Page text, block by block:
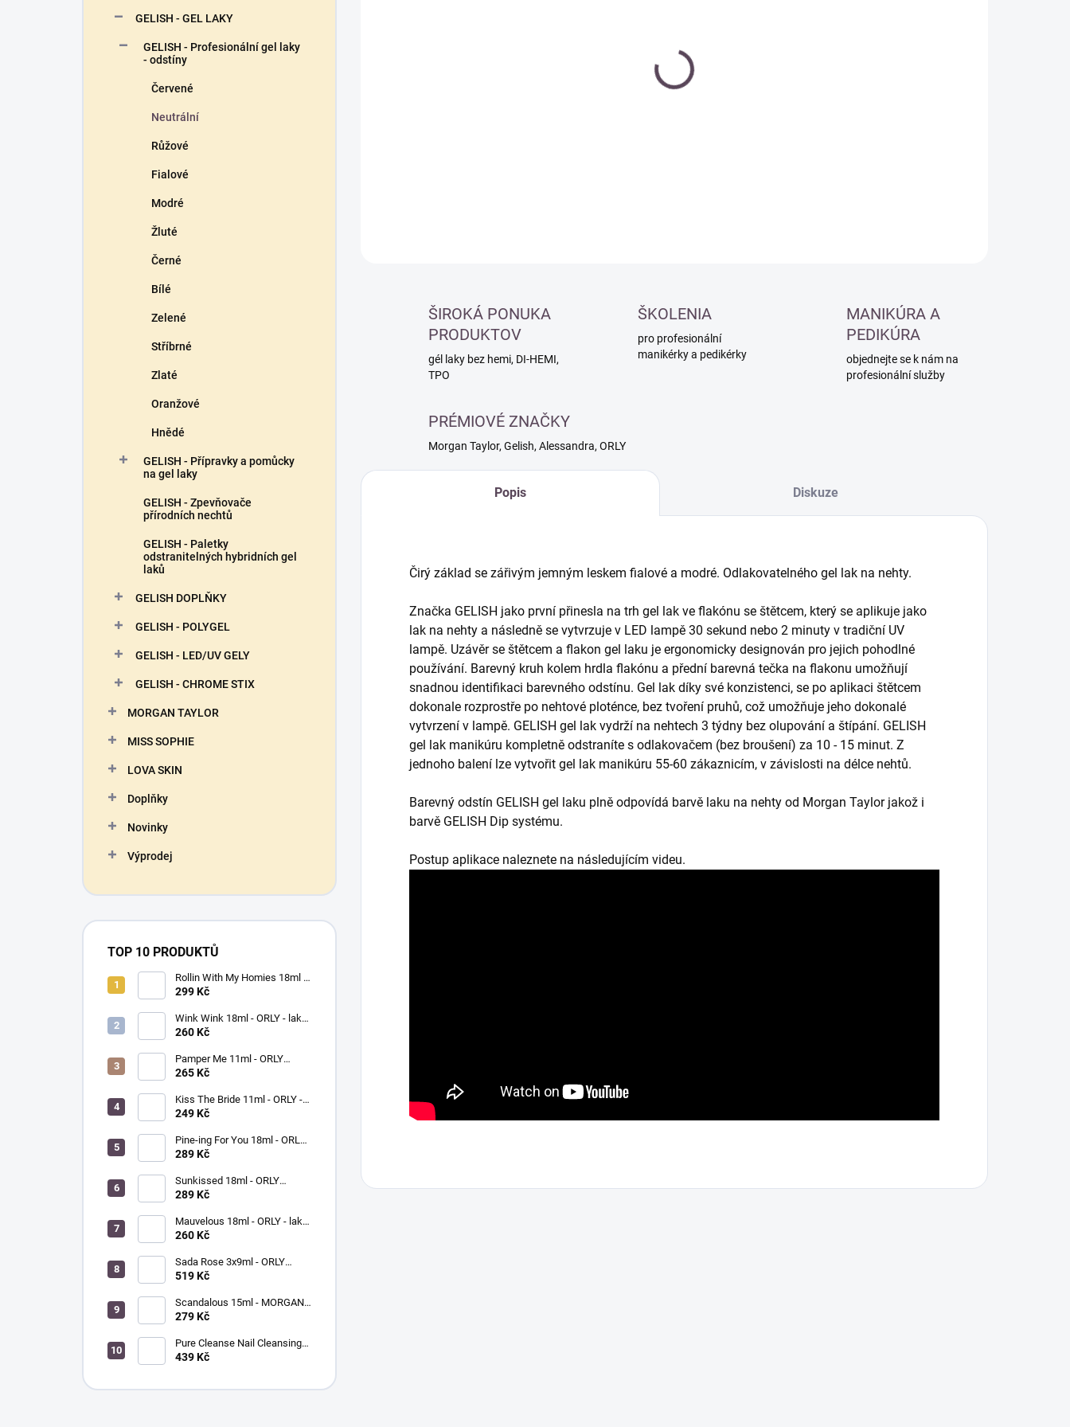
GELISH - GEL LAKY
GELISH - Profesionální gel laky
- odstíny
Červené
Neutrální
Růžové
Fialové
Modré
Žluté
Černé
Bílé
Zelené
Stříbrné
Zlaté
Oranžové
Hnědé
GELISH - Přípravky a pomůcky
na gel laky
GELISH - Zpevňovače
přírodních nechtů
GELISH - Paletky
odstranitelných hybridních gel
laků
GELISH DOPLŇKY
GELISH - POLYGEL
GELISH - LED/UV GELY
GELISH - CHROME STIX
MORGAN TAYLOR
MISS SOPHIE
LOVA SKIN
Doplňky
Novinky
Výprodej
TOP 10 PRODUKTŮ
Rollin With My Homies 18ml -
ORLY - lak na nehty
299 Kč
Wink Wink 18ml - ORLY - lak
na nehty
260 Kč
Pamper Me 11ml - ORLY
BREATHABLE - ošetřující lak
265 Kč
Kiss The Bride 11ml - ORLY -
lak na nehty
249 Kč
Pine-ing For You 18ml - ORLY
BREATHABLE - ošetřující
289 Kč
Sunkissed 18ml - ORLY
BREATHABLE - ošetřující
289 Kč
Mauvelous 18ml - ORLY - lak
na nehty
260 Kč
Sada Rose 3x9ml - ORLY
FRENCH MANICURE - sada
519 Kč
Scandalous 15ml - MORGAN
TAYLOR - lak na nehty
279 Kč
Pure Cleanse Nail Cleansing
Spray 120ml - MORGAN
439 Kč
ŠIROKÁ PONUKA
PRODUKTOV
gél laky bez hemi, DI-HEMI,
TPO
ŠKOLENIA
pro profesionální
manikérky a pedikérky
MANIKÚRA A
PEDIKÚRA
objednejte se k nám na
profesionální služby
PRÉMIOVÉ ZNAČKY
Morgan Taylor, Gelish, Alessandra, ORLY
Popis Diskuze
Čirý základ se zářivým jemným leskem fialové a modré. Odlakovatelného gel lak na nehty.
Značka GELISH jako první přinesla na trh gel lak ve flakónu se štětcem, který se aplikuje jako
lak na nehty a následně se vytvrzuje v LED lampě 30 sekund nebo 2 minuty v tradiční UV
lampě. Uzávěr se štětcem a flakon gel laku je ergonomicky designován pro jejich pohodlné
používání. Barevný kruh kolem hrdla flakónu a přední barevná tečka na flakonu umožňují
snadnou identifikaci barevného odstínu. Gel lak díky své konzistenci, se po aplikaci štětcem
dokonale rozprostře po nehtové ploténce, bez tvoření pruhů, což umožňuje jeho dokonalé
vytvrzení v lampě. GELISH gel lak vydrží na nehtech 3 týdny bez olupování a štípání. GELISH
gel lak manikúru kompletně odstraníte s odlakovačem (bez broušení) za 10 - 15 minut. Z
jednoho balení lze vytvořit gel lak manikúru 55-60 zákaznicím, v závislosti na délce nehtů.
Barevný odstín GELISH gel laku plně odpovídá barvě laku na nehty od Morgan Taylor jakož i
barvě GELISH Dip systému.
Postup aplikace naleznete na následujícím videu.